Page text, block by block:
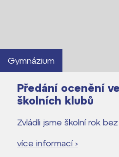
Gymnázium
Předání ocenění
školních klubů
Zvládli jsme školní rok
více informací ›